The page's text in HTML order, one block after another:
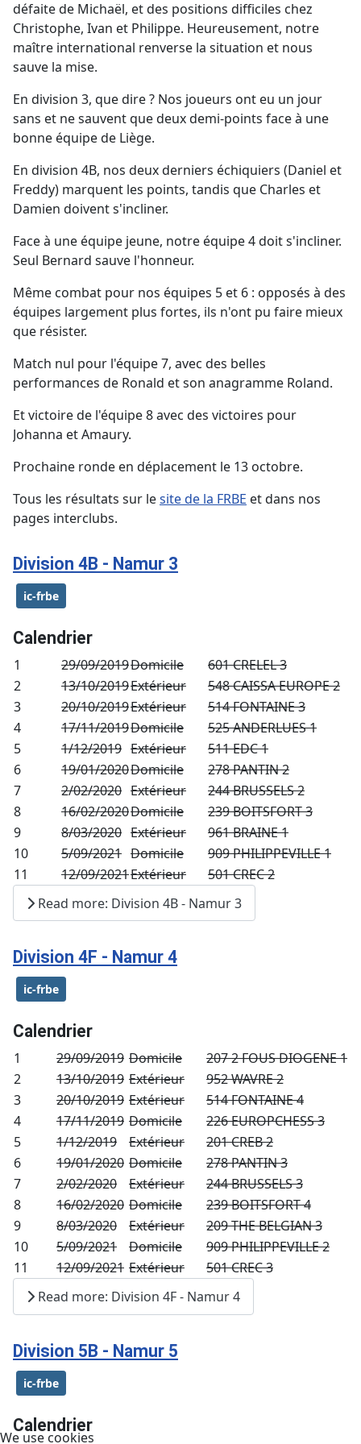
défaite de Michaël, et des positions difficiles chez
Christophe, Ivan et Philippe. Heureusement, notre
maître international renverse la situation et nous
sauve la mise.
En division 3, que dire ? Nos joueurs ont eu un jour
sans et ne sauvent que deux demi-points face à une
bonne équipe de Liège.
En division 4B, nos deux derniers échiquiers (Daniel et
Freddy) marquent les points, tandis que Charles et
Damien doivent s'incliner.
Face à une équipe jeune, notre équipe 4 doit s'incliner.
Seul Bernard sauve l'honneur.
Même combat pour nos équipes 5 et 6 : opposés à des
équipes largement plus fortes, ils n'ont pu faire mieux
que résister.
Match nul pour l'équipe 7, avec des belles
performances de Ronald et son anagramme Roland.
Et victoire de l'équipe 8 avec des victoires pour
Johanna et Amaury.
Prochaine ronde en déplacement le 13 octobre.
Tous les résultats sur lesite de la FRBE et dans nos
pages interclubs.
Division 4B - Namur 3
ic-frbe
Calendrier
1 29/09/2019Domicile
601 CRELEL 3
2
13/10/2019Extérieur
548 CAISSA EUROPE 2
3
20/10/2019Extérieur
514 FONTAINE 3
4
17/11/2019Domicile
525 ANDERLUES 1
5
1/12/2019 Extérieur
511 EDC 1
6
19/01/2020Domicile
278 PANTIN 2
7
2/02/2020 Extérieur
244 BRUSSELS 2
8
16/02/2020Domicile
239 BOITSFORT 3
9
8/03/2020 Extérieur
961 BRAINE 1
10
5/09/2021 Domicile
909 PHILIPPEVILLE 1
11
12/09/2021Extérieur
501 CREC 2
Read more: Division 4B - Namur 3
Division 4F - Namur 4
ic-frbe
Calendrier
1 29/09/2019 Domicile
207 2 FOUS DIOGENE 1
2
13/10/2019 Extérieur
952 WAVRE 2
3
20/10/2019 Extérieur
514 FONTAINE 4
4
17/11/2019 Domicile
226 EUROPCHESS 3
5
1/12/2019 Extérieur
201 CREB 2
6
19/01/2020 Domicile
278 PANTIN 3
7
2/02/2020 Extérieur
244 BRUSSELS 3
8
16/02/2020 Domicile
239 BOITSFORT 4
9
8/03/2020 Extérieur
209 THE BELGIAN 3
10
5/09/2021 Domicile
909 PHILIPPEVILLE 2
11
12/09/2021 Extérieur
501 CREC 3
Read more: Division 4F - Namur 4
Division 5B - Namur 5
ic-frbe
Calendrier
We use cookies